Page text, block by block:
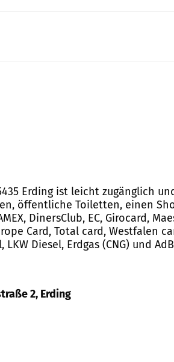
Erding ist leicht zugänglich
öffentliche Toiletten, einen
DinersClub, EC, Girocard,
Card, Total card, Westfalen
Diesel, Erdgas (CNG) und
2, Erding